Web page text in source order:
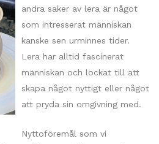
andra saker av lera är något
som intresserat människan
kanske sen urminnes tider.
Lera har alltid fascinerat
människan och lockat till att
skapa något nyttigt eller något
att pryda sin omgivning med.
Nyttoföremål som vi